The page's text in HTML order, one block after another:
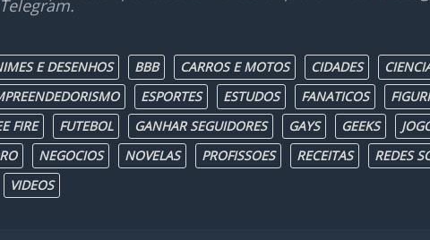
E DESENHOS BBB CARROS E MOTOS CIDADES
ESPORTES ESTUDOS FANATICOS
FIRE FUTEBOL GANHAR SEGUIDORES GAYS GEEKS
NEGOCIOS NOVELAS PROFISSOES RECEITAS REDES
VIDEOS